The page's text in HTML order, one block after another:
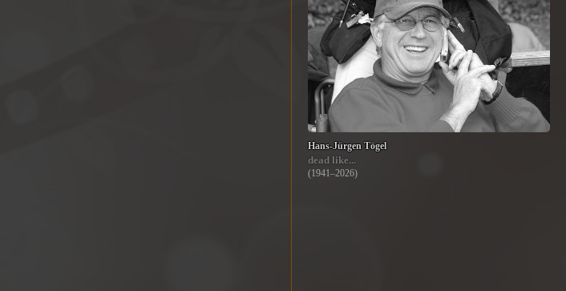
Hans-Jürgen Tögel
dead like...
(1941–2026)